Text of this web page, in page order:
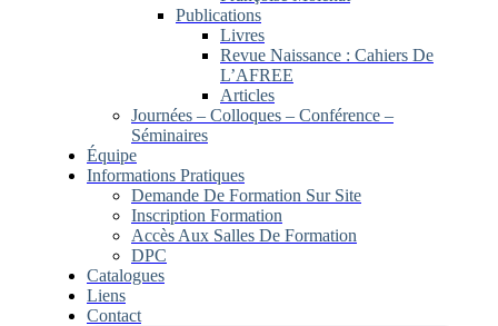
Publications
Livres
Revue Naissance : Cahiers De
L’AFREE
Articles
Journées – Colloques – Conférence –
Séminaires
Équipe
Informations Pratiques
Demande De Formation Sur Site
Inscription Formation
Accès Aux Salles De Formation
DPC
Catalogues
Liens
Contact